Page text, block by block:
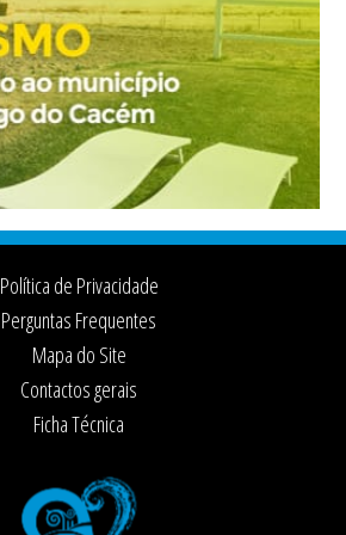
Política de Privacidade
Perguntas Frequentes
Mapa do Site
Contactos gerais
Ficha Técnica